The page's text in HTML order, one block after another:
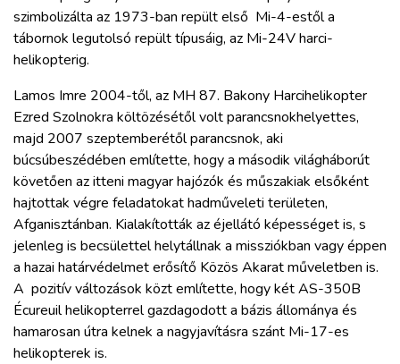
HAJÓZÁS
BLOG
ARCHÍVUM
WEBSHOP
BELÉPÉS
REGISZTRÁCIÓ
szimbolizálta az 1973-ban repült első Mi-4-estől a
tábornok legutolsó repült típusáig, az Mi-24V harci-
helikopterig.
Lamos Imre 2004-től, az MH 87. Bakony Harcihelikopter
Ezred Szolnokra költözésétől volt parancsnokhelyettes,
majd 2007 szeptemberétől parancsnok, aki
búcsúbeszédében említette, hogy a második világháborút
követően az itteni magyar hajózók és műszakiak elsőként
hajtottak végre feladatokat hadműveleti területen,
Afganisztánban. Kialakították az éjellátó képességet is, s
jelenleg is becsülettel helytállnak a missziókban vagy éppen
a hazai határvédelmet erősítő Közös Akarat műveletben is.
A pozitív változások közt említette, hogy két AS-350B
Écureuil helikopterrel gazdagodott a bázis állománya és
hamarosan útra kelnek a nagyjavításra szánt Mi-17-es
helikopterek is.